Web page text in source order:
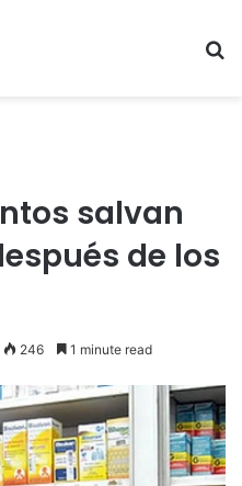
salvan
de los
246 1 minute read